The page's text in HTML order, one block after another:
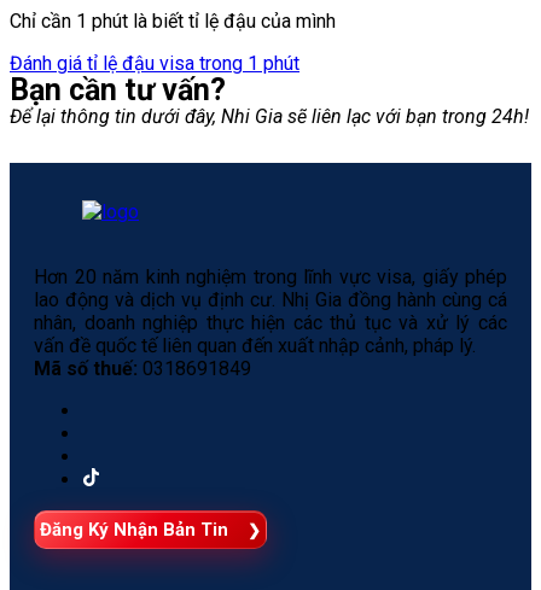
Chỉ cần 1 phút là biết tỉ lệ đậu của mình
Đánh giá tỉ lệ đậu visa trong 1 phút
Bạn cần tư vấn?
Để lại thông tin dưới đây, Nhi Gia sẽ liên lạc với bạn trong 24h!
Hơn 20 năm kinh nghiệm trong lĩnh vực visa, giấy phép
lao động và dịch vụ định cư. Nhị Gia đồng hành cùng cá
nhân, doanh nghiệp thực hiện các thủ tục và xử lý các
vấn đề quốc tế liên quan đến xuất nhập cảnh, pháp lý.
Mã số thuế: 0318691849
Đăng Ký Nhận Bản Tin